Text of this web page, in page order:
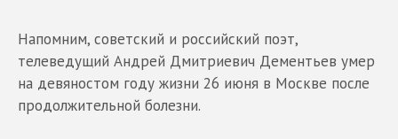
Напомним, советский и российский поэт,
телеведущий Андрей Дмитриевич Дементьев умер
на девяностом году жизни 26 июня в Москве после
продолжительной болезни.